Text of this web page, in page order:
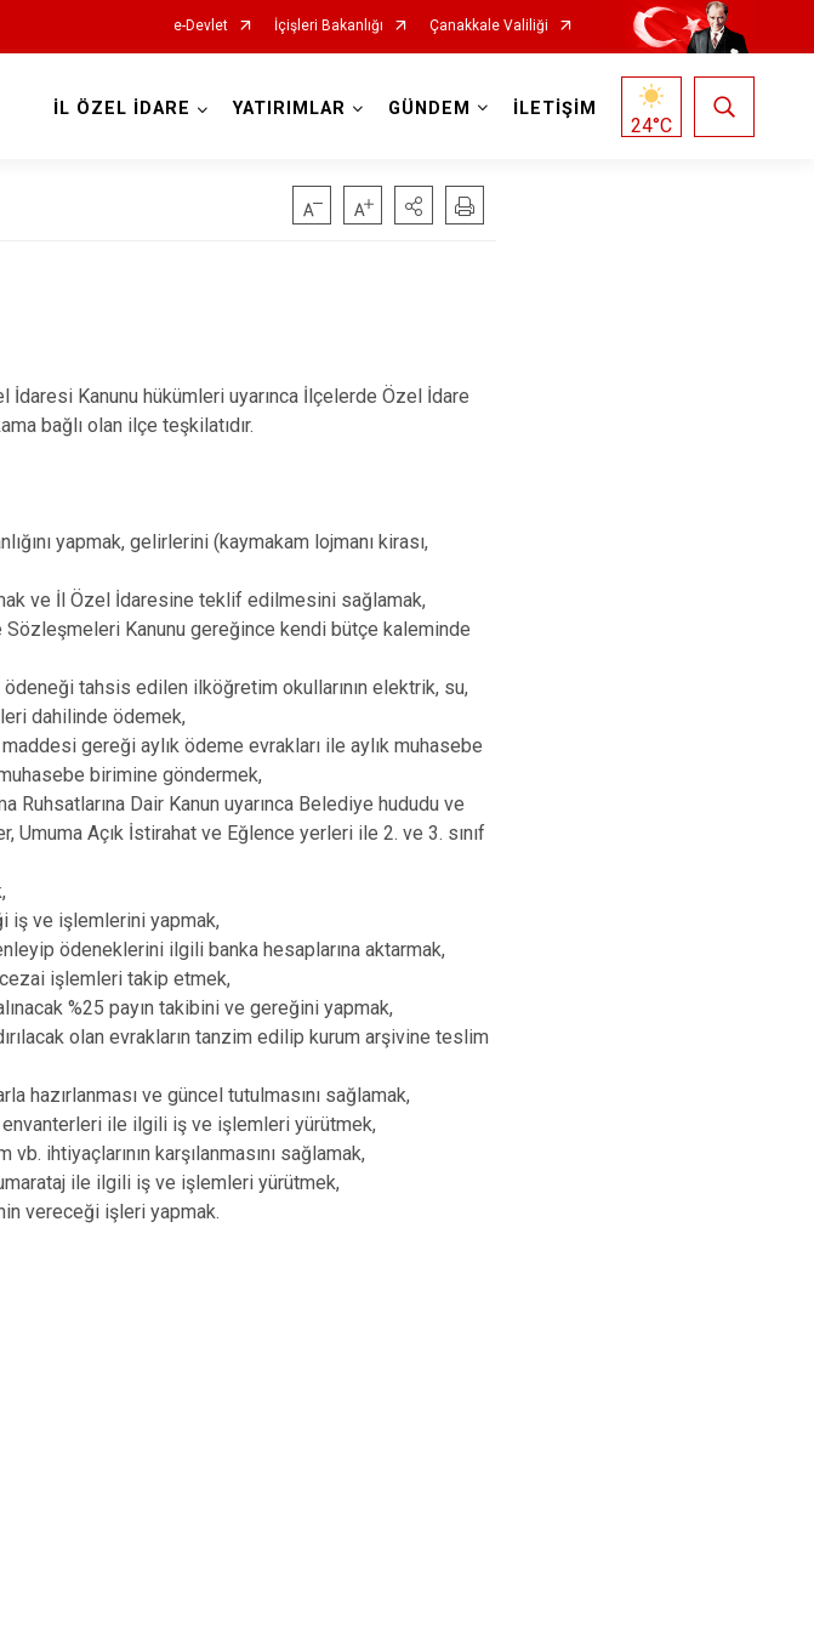
e-Devlet İçişleri Bakanlığı Çanakkale Valiliği
İL ÖZEL İDARE YATIRIMLAR GÜNDEM İLETİŞİM
24°C
Kanunu hükümleri uyarınca İlçelerde Özel İdare
bağlı olan ilçe teşkilatıdır.
yapmak, gelirlerini (kaymakam lojmanı kirası,
ve İl Özel İdaresine teklif edilmesini sağlamak,
Sözleşmeleri Kanunu gereğince kendi bütçe kaleminde
tahsis edilen ilköğretim okullarının elektrik, su,
dahilinde ödemek,
gereği aylık ödeme evrakları ile aylık muhasebe
birimine göndermek,
Ruhsatlarına Dair Kanun uyarınca Belediye hududu ve
Umuma Açık İstirahat ve Eğlence yerleri ile 2. ve 3. sınıf
iş ve işlemlerini yapmak,
ödeneklerini ilgili banka hesaplarına aktarmak,
işlemleri takip etmek,
%25 payın takibini ve gereğini yapmak,
olan evrakların tanzim edilip kurum arşivine teslim
hazırlanması ve güncel tutulmasını sağlamak,
envanterleri ile ilgili iş ve işlemleri yürütmek,
ihtiyaçlarının karşılanmasını sağlamak,
ile ilgili iş ve işlemleri yürütmek,
vereceği işleri yapmak.